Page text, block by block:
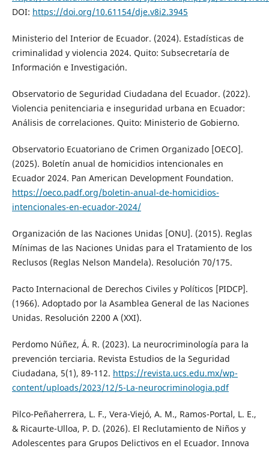
DOI: https://doi.org/10.61154/dje.v8i2.3945
Ministerio del Interior de Ecuador. (2024). Estadísticas de
criminalidad y violencia 2024. Quito: Subsecretaría de
Información e Investigación.
Observatorio de Seguridad Ciudadana del Ecuador. (2022).
Violencia penitenciaria e inseguridad urbana en Ecuador:
Análisis de correlaciones. Quito: Ministerio de Gobierno.
Observatorio Ecuatoriano de Crimen Organizado [OECO].
(2025). Boletín anual de homicidios intencionales en
Ecuador 2024. Pan American Development Foundation.
https://oeco.padf.org/boletin-anual-de-homicidios-
intencionales-en-ecuador-2024/
Organización de las Naciones Unidas [ONU]. (2015). Reglas
Mínimas de las Naciones Unidas para el Tratamiento de los
Reclusos (Reglas Nelson Mandela). Resolución 70/175.
Pacto Internacional de Derechos Civiles y Políticos [PIDCP].
(1966). Adoptado por la Asamblea General de las Naciones
Unidas. Resolución 2200 A (XXI).
Perdomo Núñez, Á. R. (2023). La neurocriminología para la
prevención terciaria. Revista Estudios de la Seguridad
Ciudadana, 5(1), 89-112. https://revista.ucs.edu.mx/wp-
content/uploads/2023/12/5-La-neurocriminologia.pdf
Pilco-Peñaherrera, L. F., Vera-Viejó, A. M., Ramos-Portal, L. E.,
& Ricaurte-Ulloa, P. D. (2026). El Reclutamiento de Niños y
Adolescentes para Grupos Delictivos en el Ecuador. Innova